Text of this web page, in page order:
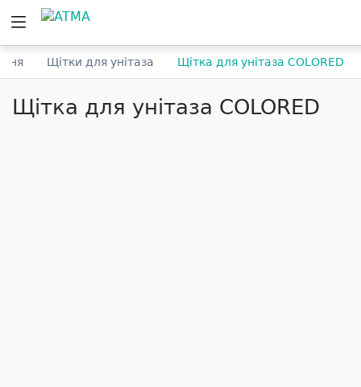
Щітки для унітаза Щітка для унітаза COLORED
Щітка для унітаза COLORED